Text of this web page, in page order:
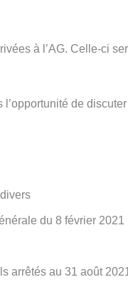
à l’AG. Celle-ci
de
du 8 février 2021
arrêtés au 31 août